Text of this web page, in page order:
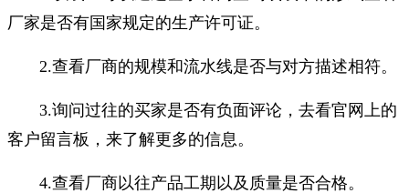
厂家是否有国家规定的生产许可证。
2.查看厂商的规模和流水线是否与对方描述相符。
3.询问过往的买家是否有负面评论，去看官网上的
客户留言板，来了解更多的信息。
4.查看厂商以往产品工期以及质量是否合格。